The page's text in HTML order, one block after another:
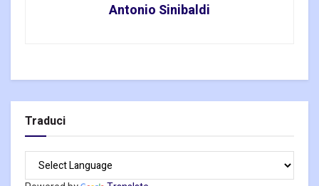
Antonio Sinibaldi
Traduci